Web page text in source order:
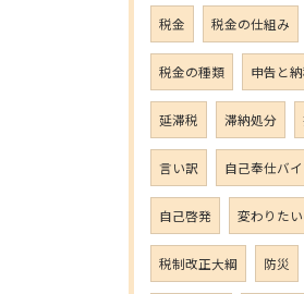
税金 税金の仕組み
税金の種類 申告と
延滞税 滞納処分
言い訳 自己奉仕バ
自己啓発 変わりた
税制改正大綱 防災